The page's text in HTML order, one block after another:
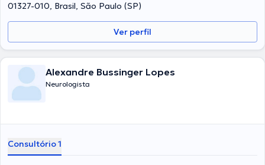
01327-010, Brasil, São Paulo (SP)
Ver perfil
Alexandre Bussinger Lopes
Neurologista
Consultório 1